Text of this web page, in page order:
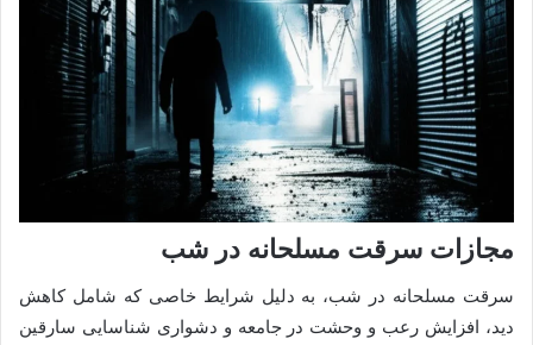
مجازات سرقت مسلحانه در شب
سرقت مسلحانه در شب، به دلیل شرایط خاصی که شامل کاهش
دید، افزایش رعب و وحشت در جامعه و دشواری شناسایی سارقین